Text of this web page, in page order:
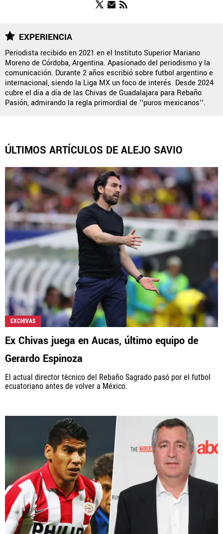
QUIENES SOMOS | STAFF | CONTACTO |
ESCRIBE EN REBAÑO PASIÓN
Rebaño Pasión es una sección especial del portal
el sitio oficialhaz click aquí
Términos y Condiciones
Políticas de Privacidad
Política Editorial
Ad Choices
Rebaño Pasión, al igual que Futbol Sites, es una
compañía perteneciente a Better Collective. Todos
los derechos reservados.
EXPERIENCIA
Periodista recibido en 2021 en el Instituto Superior Mariano
Moreno de Córdoba, Argentina. Apasionado del periodismo y la
comunicación. Durante 2 años escribió sobre futbol argentino e
internacional, siendo la Liga MX un foco de interés. Desde 2024
cubre el día a día de las Chivas de Guadalajara para Rebaño
Pasión, admirando la regla primordial de ''puros mexicanos''.
ÚLTIMOS ARTÍCULOS DE ALEJO SAVIO
EXCHIVAS
Ex Chivas juega en Aucas, último equipo de
Gerardo Espinoza
El actual director técnico del Rebaño Sagrado pasó por el futbol
ecuatoriano antes de volver a México.